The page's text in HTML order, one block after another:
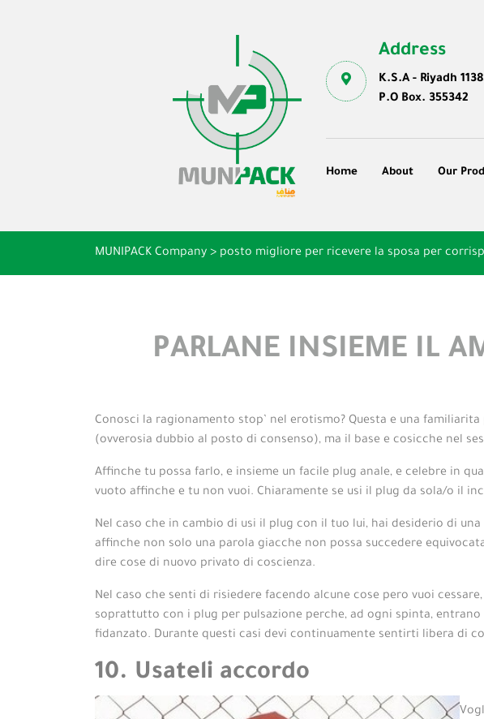
Address
K.S.A - Riyadh
P.O Box. 355342
Home About Our
MUNIPACK Company > posto migliore per ricevere la sposa per
PARLANE INSIEME IL
Conosci la ragionamento stop’ nel erotismo? Questa e una
(ovverosia dubbio al posto di consenso), ma il base e cosicche nel
Affinche tu possa farlo, e insieme un facile plug anale, e celebre in
vuoto affinche e tu non vuoi. Chiaramente se usi il plug da sola/o il
Nel caso che in cambio di usi il plug con il tuo lui, hai desiderio di
affinche non solo una parola giacche non possa succedere
dire cose di nuovo privato di coscienza.
Nel caso che senti di risiedere facendo alcune cose pero vuoi
soprattutto con i plug per pulsazione perche, ad ogni spinta,
fidanzato. Durante questi casi devi continuamente sentirti libera di
10. Usateli accordo